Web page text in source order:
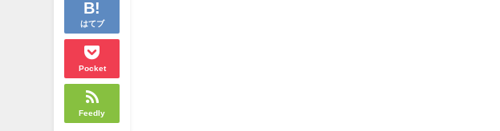
はてブ
Pocket
Feedly